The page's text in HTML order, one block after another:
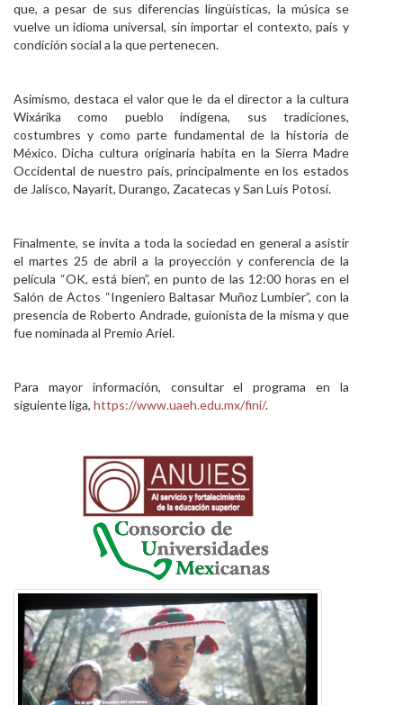
que, a pesar de sus diferencias lingüísticas, la música se
vuelve un idioma universal, sin importar el contexto, país y
condición social a la que pertenecen.
Asimismo, destaca el valor que le da el director a la cultura
Wixárika como pueblo indígena, sus tradiciones,
costumbres y como parte fundamental de la historia de
México. Dicha cultura originaria habita en la Sierra Madre
Occidental de nuestro país, principalmente en los estados
de Jalisco, Nayarit, Durango, Zacatecas y San Luis Potosí.
Finalmente, se invita a toda la sociedad en general a asistir
el martes 25 de abril a la proyección y conferencia de la
película “OK, está bien”, en punto de las 12:00 horas en el
Salón de Actos “Ingeniero Baltasar Muñoz Lumbier”, con la
presencia de Roberto Andrade, guionista de la misma y que
fue nominada al Premio Ariel.
Para mayor información, consultar el programa en la
siguiente liga, https://www.uaeh.edu.mx/fini/.